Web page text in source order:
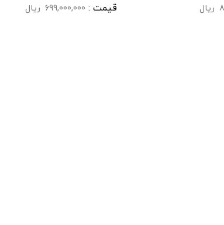
ریال قیمت : 699,000,000 ریال